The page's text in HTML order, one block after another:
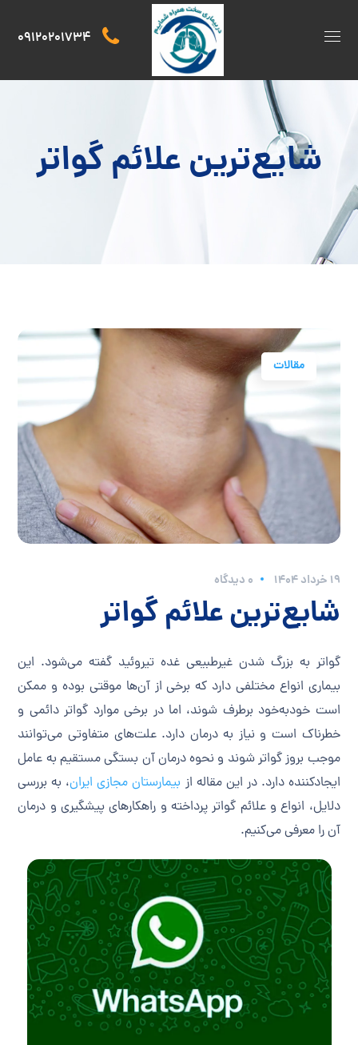
09120201734
شایع‌ترین علائم گواتر
مقالات
۱۹ خرداد ۱۴۰۴ 0 دیدگاه
شایع‌ترین علائم گواتر
گواتر به بزرگ شدن غیرطبیعی غده تیروئید گفته می‌شود. این
بیماری انواع مختلفی دارد که برخی از آن‌ها موقتی بوده و ممکن
است خودبه‌خود برطرف شوند، اما در برخی موارد گواتر دائمی و
خطرناک است و نیاز به درمان دارد. علت‌های متفاوتی می‌توانند
موجب بروز گواتر شوند و نحوه درمان آن بستگی مستقیم به عامل
ایجادکننده دارد. در این مقاله از بیمارستان مجازی ایران، به بررسی
دلایل، انواع و علائم گواتر پرداخته و راهکارهای پیشگیری و درمان
آن را معرفی می‌کنیم.